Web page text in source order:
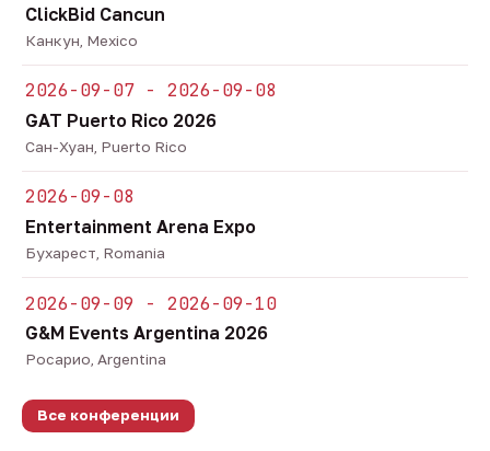
ClickBid Cancun
Канкун, Mexico
2026-09-07 - 2026-09-08
GAT Puerto Rico 2026
Сан-Хуан, Puerto Rico
2026-09-08
Entertainment Arena Expo
Бухарест, Romania
2026-09-09 - 2026-09-10
G&M Events Argentina 2026
Росарио, Argentina
Все конференции